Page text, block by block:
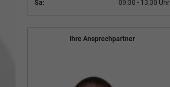
Sa:
09:30 - 13:30 Uhr
Ihre Ansprechpartner